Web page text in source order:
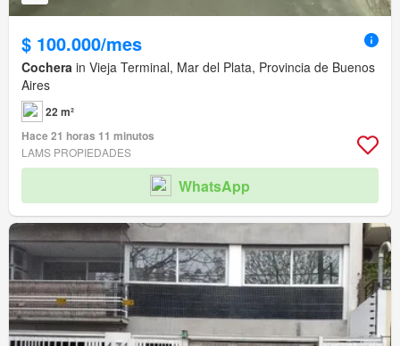
$ 100.000/mes
Cochera in Vieja Terminal, Mar del Plata, Provincia de Buenos
Aires
22 m²
Hace 21 horas 11 minutos
LAMS PROPIEDADES
WhatsApp